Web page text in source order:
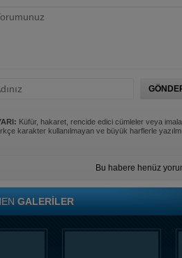
Küfür, hakaret, rencide edici cümleler veya
karakter kullanılmayan ve büyük harflerle
Bu habere henüz
GALERİLER